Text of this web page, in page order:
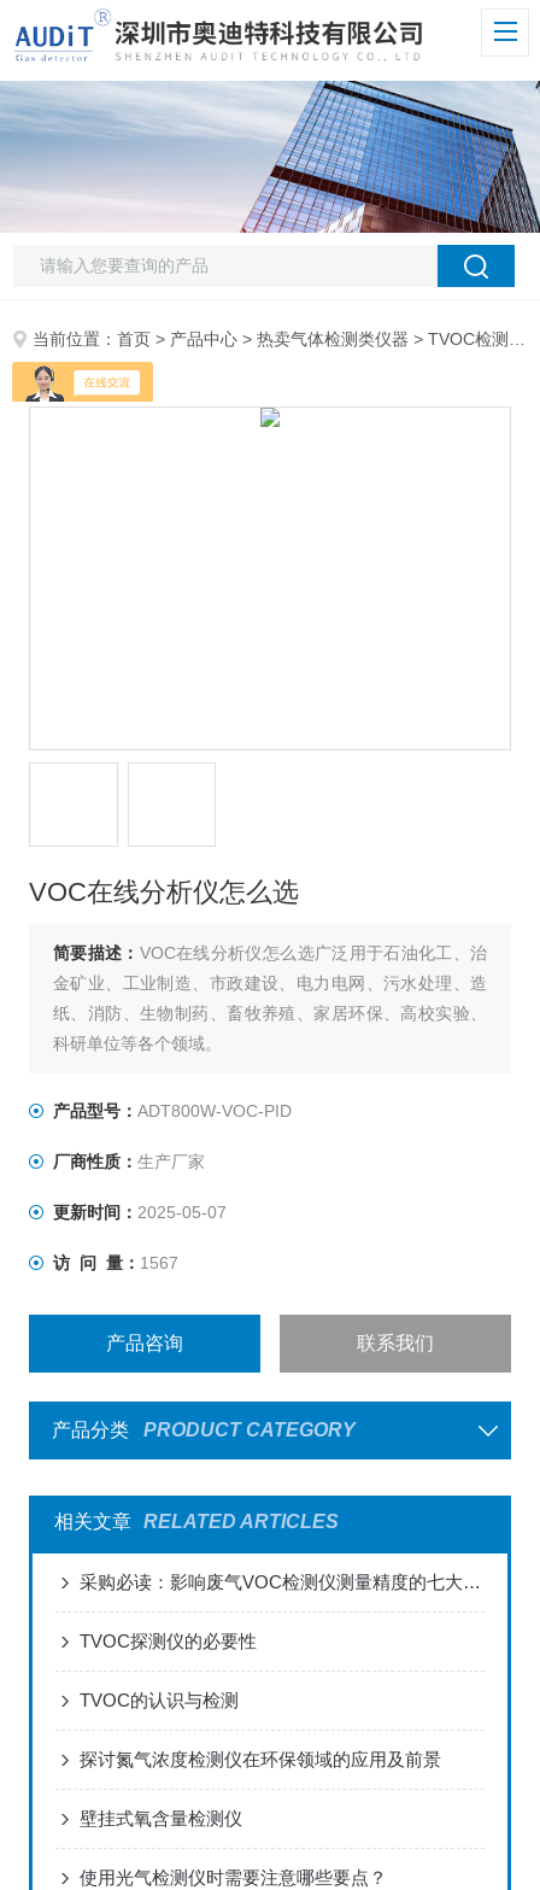
当前位置：首页 > 产品中心 >热卖气体检测类仪器 >TVOC检测仪
VOC在线分析仪怎么选
简要描述： VOC在线分析仪怎么选广泛用于石油化工、治
金矿业、工业制造、市政建设、电力电网、污水处理、造
纸、消防、生物制药、畜牧养殖、家居环保、高校实验、
科研单位等各个领域。
产品型号： ADT800W-VOC-PID
厂商性质： 生产厂家
更新时间： 2025-05-07
访 问 量： 1567
产品咨询 联系我们
产品分类 PRODUCT CATEGORY
相关文章 RELATED ARTICLES
采购必读：影响废气VOC检测仪测量精度的七大关键因素
TVOC探测仪的必要性
TVOC的认识与检测
探讨氮气浓度检测仪在环保领域的应用及前景
壁挂式氧含量检测仪
使用光气检测仪时需要注意哪些要点？